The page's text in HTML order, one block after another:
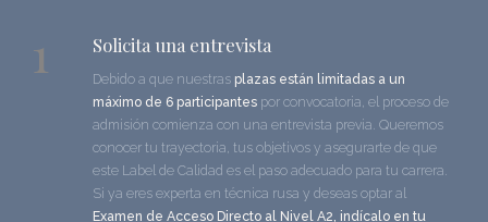
1 Solicita una entrevista
Debido a que nuestras plazas están limitadas a un
máximo de 6 participantes por convocatoria, el proceso de
admisión comienza con una entrevista previa. Queremos
conocer tu trayectoria, tus objetivos y asegurarte de que
este Label de Calidad es el paso adecuado para tu carrera.
Si ya eres experta en técnica rusa y deseas optar al
Examen de Acceso Directo al Nivel A2, indícalo en tu